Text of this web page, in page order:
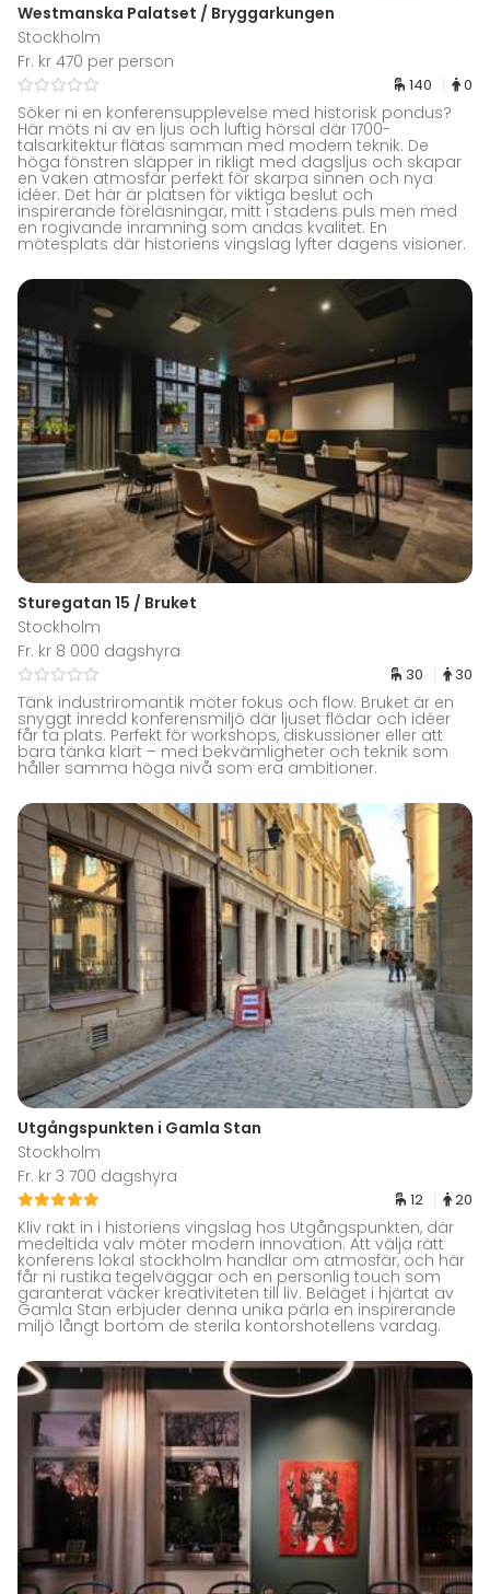
Westmanska Palatset / Bryggarkungen
Stockholm
Fr. kr 470 per person
140 0
Söker ni en konferensupplevelse med historisk pondus?
Här möts ni av en ljus och luftig hörsal där 1700-
talsarkitektur flätas samman med modern teknik. De
höga fönstren släpper in rikligt med dagsljus och skapar
en vaken atmosfär perfekt för skarpa sinnen och nya
idéer. Det här är platsen för viktiga beslut och
inspirerande föreläsningar, mitt i stadens puls men med
en rogivande inramning som andas kvalitet. En
mötesplats där historiens vingslag lyfter dagens visioner.
Sturegatan 15 / Bruket
Stockholm
Fr. kr 8 000 dagshyra
30 30
Tänk industriromantik möter fokus och flow. Bruket är en
snyggt inredd konferensmiljö där ljuset flödar och idéer
får ta plats. Perfekt för workshops, diskussioner eller att
bara tänka klart – med bekvämligheter och teknik som
håller samma höga nivå som era ambitioner.
Utgångspunkten i Gamla Stan
Stockholm
Fr. kr 3 700 dagshyra
12 20
Kliv rakt in i historiens vingslag hos Utgångspunkten, där
medeltida valv möter modern innovation. Att välja rätt
konferens lokal stockholm handlar om atmosfär, och här
får ni rustika tegelväggar och en personlig touch som
garanterat väcker kreativiteten till liv. Beläget i hjärtat av
Gamla Stan erbjuder denna unika pärla en inspirerande
miljö långt bortom de sterila kontorshotellens vardag.